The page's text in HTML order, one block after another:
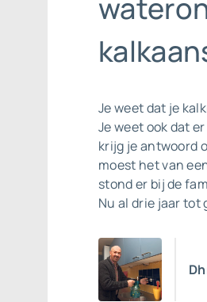
Je weet dat je
Je weet ook dat
krijg je antwoord
moest het van
stond er bij de
Nu al drie jaar tot